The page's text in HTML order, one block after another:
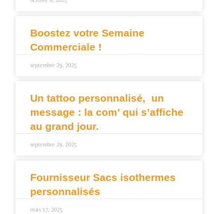
Boostez votre Semaine
Commerciale !
septembre 29, 2025
Un tattoo personnalisé, un
message : la com’ qui s’affiche
au grand jour.
septembre 29, 2025
Fournisseur Sacs isothermes
personnalisés
mars 17, 2025